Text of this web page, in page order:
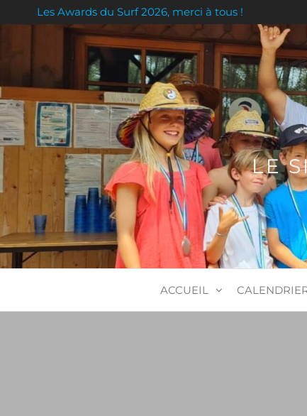
to
Les Awards du Surf 2026, merci à tous !
LE
ACCUEIL